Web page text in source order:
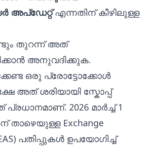
അപ്‌ഡേറ്റ്എന്നതിന് കീഴിലുള്ള
തുറന്ന് അത്
അനുവദിക്കുക.
ഒരു പ്രോട്ടോക്കോൾ
അത് ശരിയായി സ്കോപ്പ്
2026 മാർച്ച് 1
താഴെയുള്ള Exchange
പതിപ്പുകൾ ഉപയോഗിച്ച്